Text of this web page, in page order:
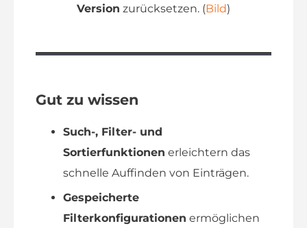
Version zurücksetzen. (Bild)
Gut zu wissen
Such-, Filter- und
Sortierfunktionen erleichtern das
schnelle Auffinden von Einträgen.
Gespeicherte
Filterkonfigurationen ermöglichen